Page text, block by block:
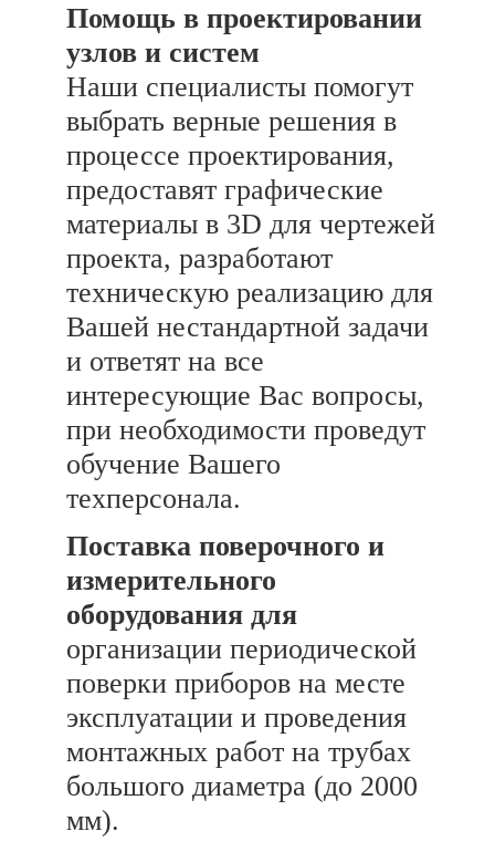
Помощь в проектировании
узлов и систем
Наши специалисты помогут
выбрать верные решения в
процессе проектирования,
предоставят графические
материалы в 3D для чертежей
проекта, разработают
техническую реализацию для
Вашей нестандартной задачи
и ответят на все
интересующие Вас вопросы,
при необходимости проведут
обучение Вашего
техперсонала.
Поставка поверочного и
измерительного
оборудования для
организации периодической
поверки приборов на месте
эксплуатации и проведения
монтажных работ на трубах
большого диаметра (до 2000
мм).